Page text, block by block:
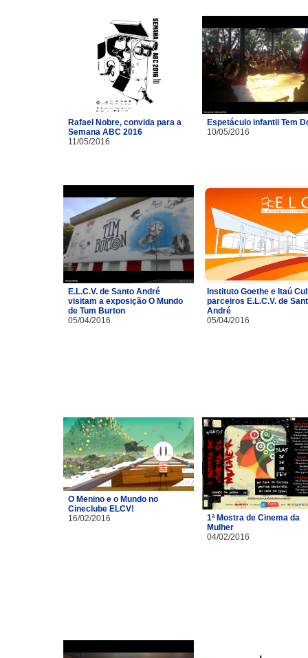
Rafael Nobre, convida para a
Semana ABC 2016
11/05/2016
Espetáculo infantil Tem
10/05/2016
E.L.C.V. de Santo André
visitam a exposição O Mundo
de Tum Burton
05/04/2016
Instituto Goethe e Itaú
parceiros E.L.C.V. de
André
05/04/2016
O Menino e o Mundo no
Cineclube ELCV!
16/02/2016
1ª Mostra de Cinema da
Mulher
04/02/2016